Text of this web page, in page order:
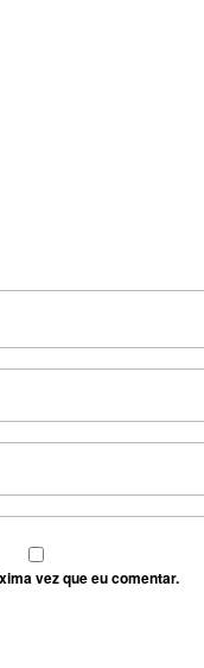
vez que eu comentar.